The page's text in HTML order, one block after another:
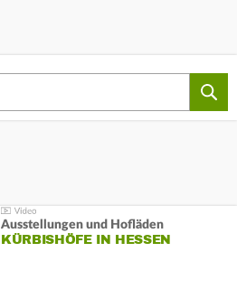
Ausstellungen und Hofläden
KÜRBISHÖFE IN HESSEN